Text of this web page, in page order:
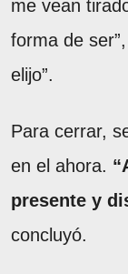
me vean
forma de
elijo”.
Para cerrar,
en el ahora.
presente y
concluyó.